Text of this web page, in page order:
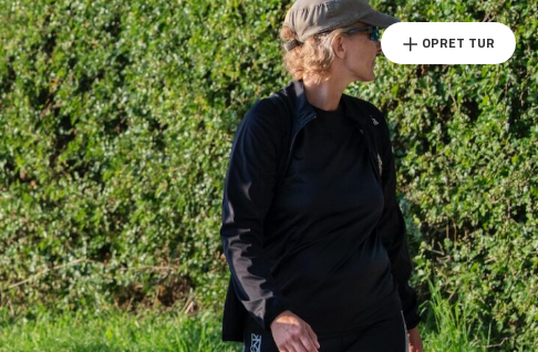
OPRET TUR